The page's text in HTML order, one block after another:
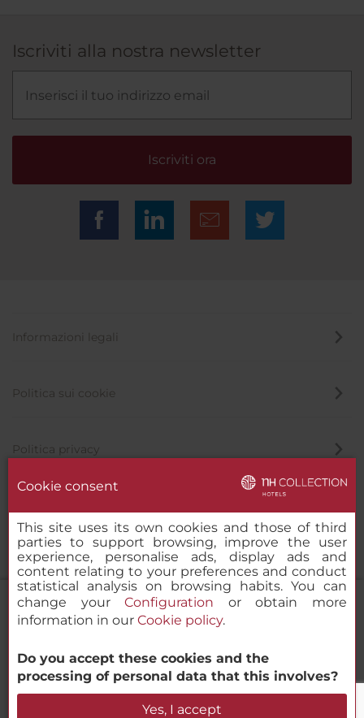
NH Collection Mexico City Reforma
Verifica la disponibilità
Iscriviti alla nostra newsletter
Iscriviti ora
Informazioni legali
Politica sui cookie
Politica privacy
© 2000-2026 MINOR HOTELS EUROPE & AMERICAS Santa Engracia
120. 28003 Madrid, Spagna
Cookie consent
This site uses its own cookies and those of third
parties to support browsing, improve the user
experience, personalise ads, display ads and
content relating to your preferences and conduct
statistical analysis on browsing habits. You can
change yourConfiguration or obtain more
information in our Cookie policy.
Do you accept these cookies and the
processing of personal data that this involves?
Yes, I accept